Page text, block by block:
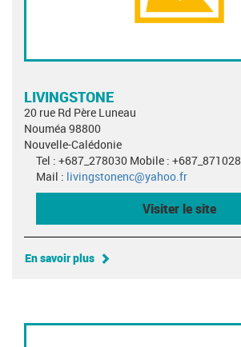
LIVINGSTONE
20 rue Rd Père Luneau
Nouméa 98800
Nouvelle-Calédonie
Tel : +687_278030 Mobile : +687_871028
Mail : livingstonenc@yahoo.fr
Visiter le site
En savoir plus